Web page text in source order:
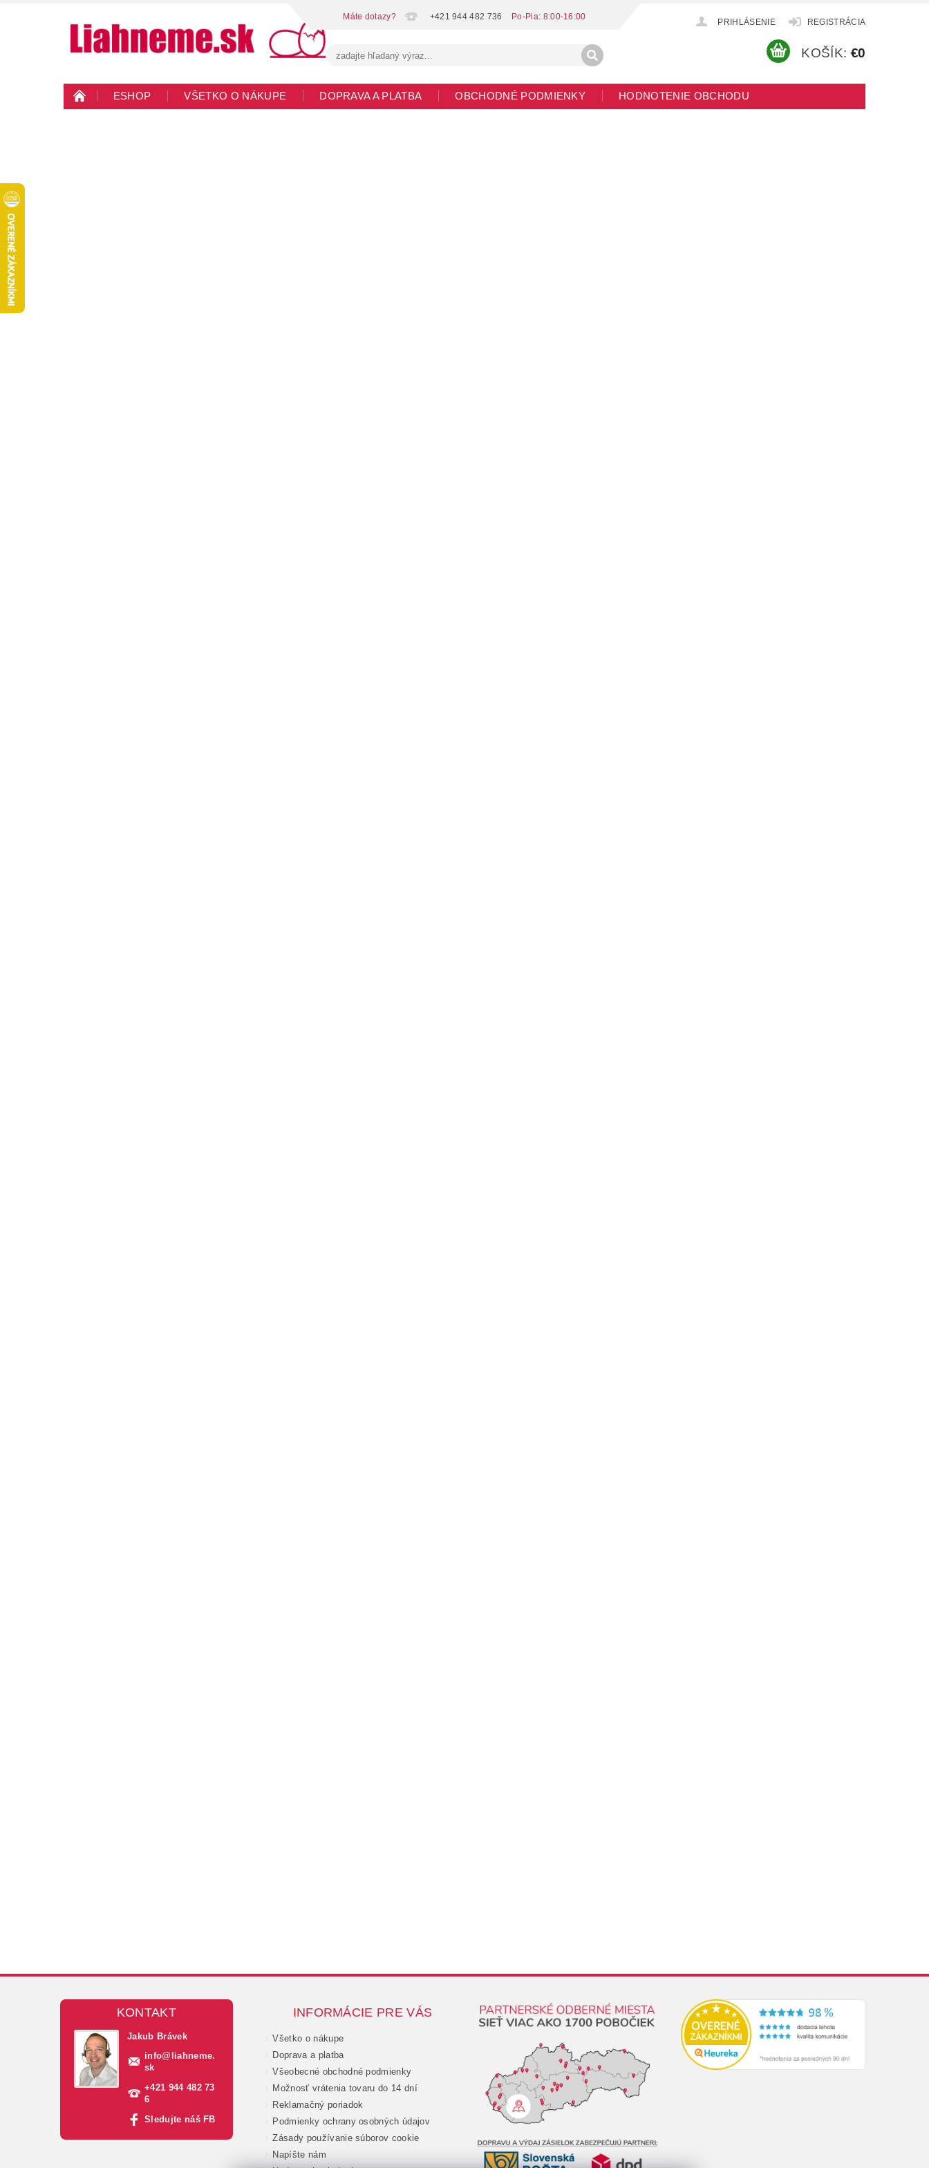
+421 944 482 736
PRIHLÁSENIE REGISTRÁCIA
KOŠÍK: €0
ESHOP VŠETKO O NÁKUPE DOPRAVA A PLATBA OBCHODNÉ PODMIENKY HODNOTENIE OBCHODU
KONTAKT
Jakub Brávek
info@ liahneme.
sk
+421 944 482 73
6
Sledujte náš FB
INFORMÁCIE PRE VÁS
Všetko o nákupe
Doprava a platba
Všeobecné obchodné podmienky
Možnosť vrátenia tovaru do 14 dní
Reklamačný poriadok
Podmienky ochrany osobných údajov
Zásady používanie súborov cookie
Napíšte nám